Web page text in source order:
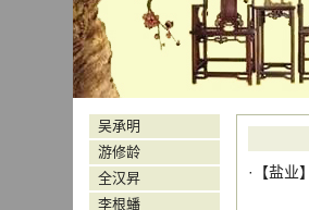
·【盐业】
吴承明
游修龄
全汉昇
李根蟠